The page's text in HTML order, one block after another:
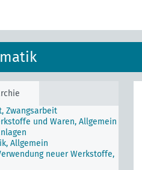
(der Öffentlichkeit
Verkehrsbetriebe)
Zwangsarbeit
und Waren, Allgemein
Allgemein
neuer Werkstoffe,